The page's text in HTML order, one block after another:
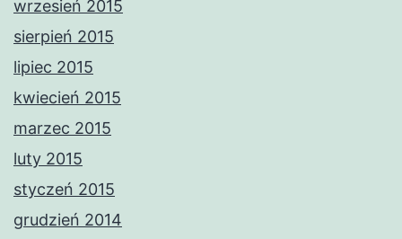
wrzesień 2015
sierpień 2015
lipiec 2015
kwiecień 2015
marzec 2015
luty 2015
styczeń 2015
grudzień 2014